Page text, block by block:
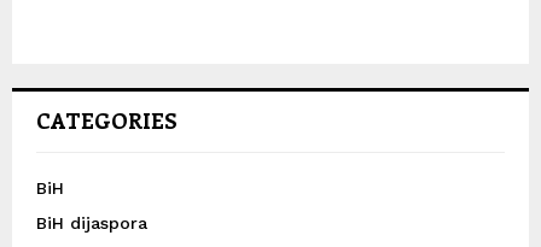
CATEGORIES
BiH
BiH dijaspora